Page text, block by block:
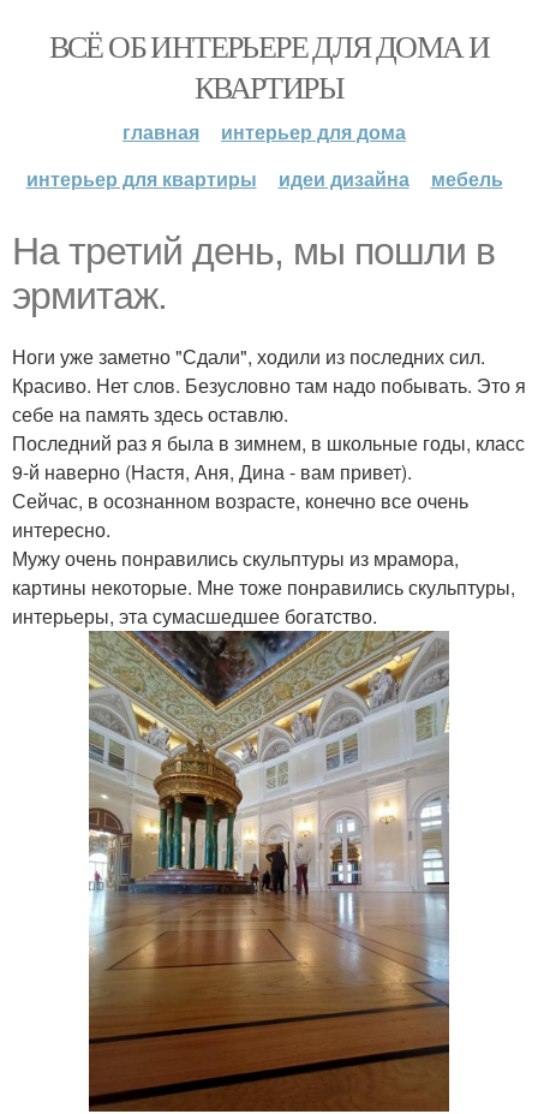
ВСЁ ОБ ИНТЕРЬЕРЕ ДЛЯ ДОМА И
КВАРТИРЫ
главная
интерьер для дома
интерьер для квартиры
идеи дизайна мебель
На третий день, мы пошли в
эрмитаж.
Ноги уже заметно "Сдали", ходили из последних сил.
Красиво. Нет слов. Безусловно там надо побывать. Это я
себе на память здесь оставлю.
Последний раз я была в зимнем, в школьные годы, класс
9-й наверно (Настя, Аня, Дина - вам привет).
Сейчас, в осознанном возрасте, конечно все очень
интересно.
Мужу очень понравились скульптуры из мрамора,
картины некоторые. Мне тоже понравились скульптуры,
интерьеры, эта сумасшедшее богатство.